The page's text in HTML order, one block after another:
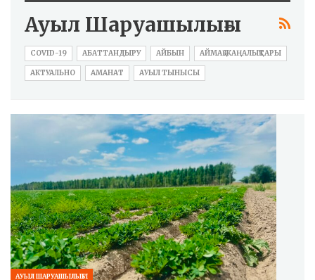
Ауыл Шаруашылығы
COVID-19 АБАТТАНДЫРУ АЙБЫН АЙМАҚ ЖАҢАЛЫҚТАРЫ
АКТУАЛЬНО АМАНАТ АУЫЛ ТЫНЫСЫ
АУЫЛ ШАРУАШЫЛЫҒЫ